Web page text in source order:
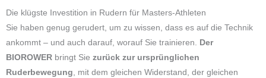
Die klügste Investition in Rudern für Masters-Athleten
Sie haben genug gerudert, um zu wissen, dass es auf die Technik
ankommt – und auch darauf, worauf Sie trainieren. Der
BIOROWER bringt Sie zurück zur ursprünglichen
Ruderbewegung, mit dem gleichen Widerstand, der gleichen